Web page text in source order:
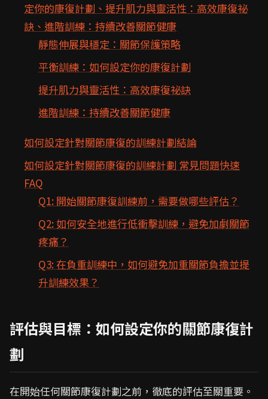
定你的康復計劃、提升肌力與靈活性：高效康復祕
訣、進階訓練：持續改善關節健康
靜態伸展與穩定：關節保護策略
平衡訓練：如何設定你的康復計劃
提升肌力與靈活性：高效康復祕訣
進階訓練：持續改善關節健康
如何設定針對關節康復的訓練計劃結論
如何設定針對關節康復的訓練計劃 常見問題快速
FAQ
Q1: 開始關節康復訓練前，需要做哪些評估？
Q2: 如何安全地進行低衝擊訓練，避免加劇關節
疼痛？
Q3: 在負重訓練中，如何避免加重關節負擔並提
升訓練效果？
評估與目標：如何設定你的關節康復計
劃
在開始任何關節康復計劃之前，徹底的評估至關重要。